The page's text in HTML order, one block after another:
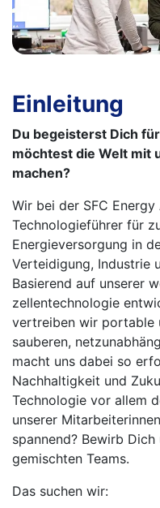
Einleitung
Du begeisterst Dich
möchtest die Welt mit
machen?
Wir bei der SFC
Technologieführer für
Energieversorgung in
Verteidigung, Industrie
Basierend auf unserer
zellentechnologie
vertreiben wir portable
sauberen,
macht uns dabei so
Nachhaltigkeit und
Technologie vor allem
unserer
spannend? Bewirb
gemischten Teams.
Das suchen wir: